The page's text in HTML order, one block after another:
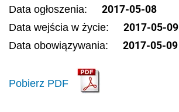
Data ogłoszenia: 2017-05-08
Data wejścia w życie: 2017-05-09
Data obowiązywania: 2017-05-09
Pobierz PDF